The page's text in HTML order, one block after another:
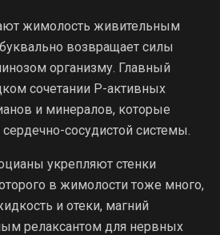
жимолость живительным
возвращает силы
организму. Главный
сочетании P-активных
и минералов, которые
сосудистой системы.
укрепляют стенки
в жимолости тоже много,
и отеки, магний
релаксантом для нервных